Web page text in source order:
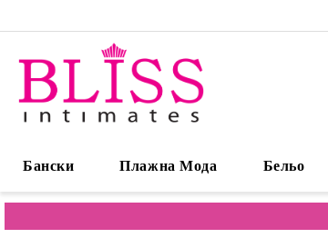
Бански Плажна Мода Бельо